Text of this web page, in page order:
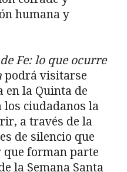
humana y
Fe: lo que ocurre
podrá visitarse
en la Quinta de
los ciudadanos la
a través de la
de silencio que
que forman parte
la Semana Santa